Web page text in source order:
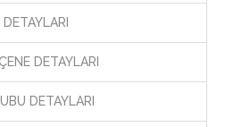
DETAYLARI
DETAYLARI